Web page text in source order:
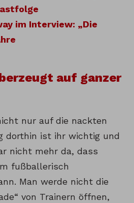
im Interview: „Die
auf ganzer
nur auf die nackten
dorthin ist ihr wichtig und
nicht mehr da, dass
fußballerisch
Man werde nicht die
von Trainern öffnen,